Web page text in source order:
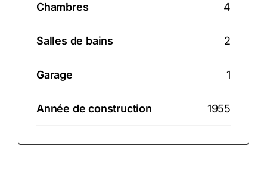
Chambres 4
Salles de bains 2
Garage 1
Année de construction 1955